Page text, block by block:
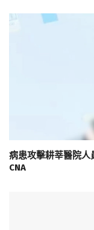
病患攻擊耕莘醫院
CNA